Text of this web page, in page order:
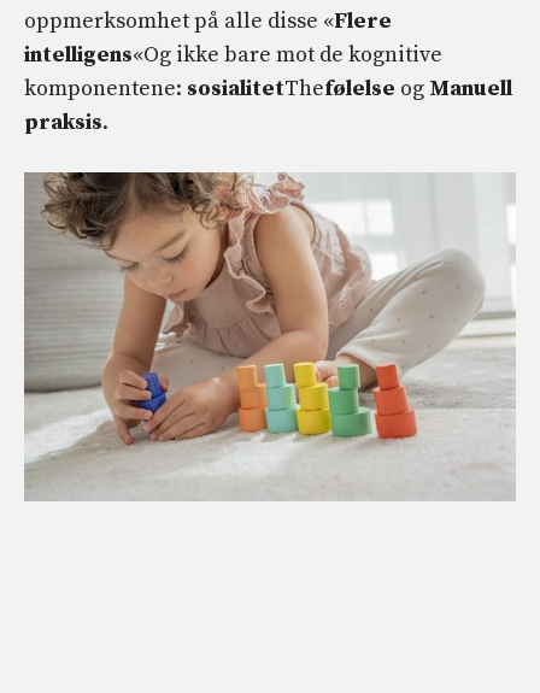
oppmerksomhet på alle disse «Flere
intelligens«Og ikke bare mot de kognitive
komponentene: sosialitetThefølelse og Manuell
praksis.